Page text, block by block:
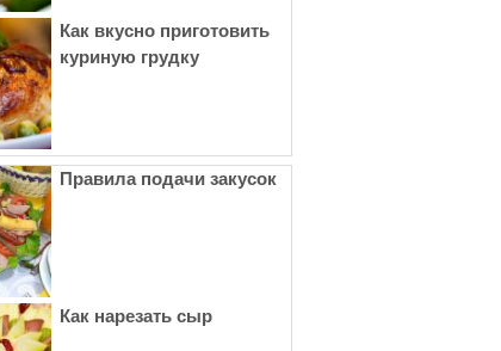
Как вкусно приготовить
куриную грудку
Правила подачи закусок
Как нарезать сыр